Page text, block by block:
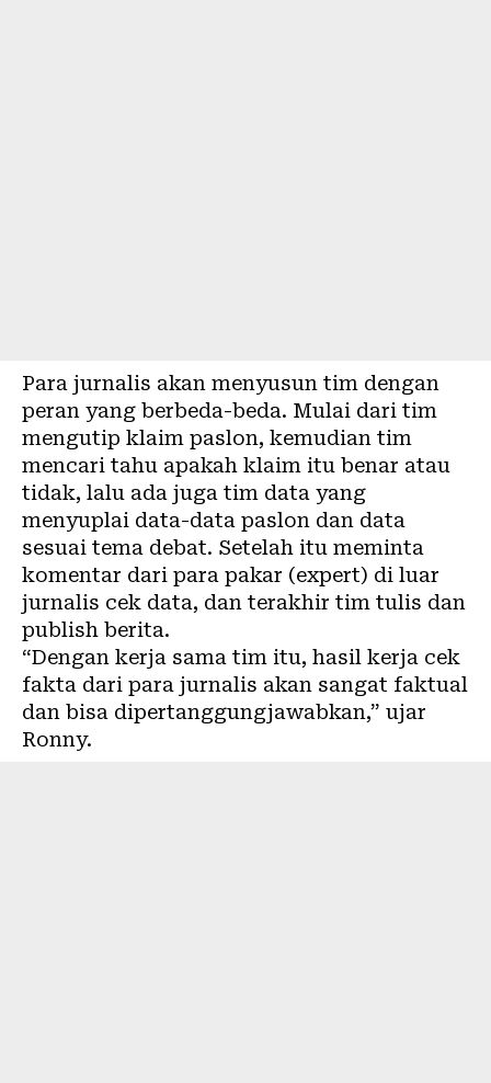
Para jurnalis akan menyusun tim dengan
peran yang berbeda-beda. Mulai dari tim
mengutip klaim paslon, kemudian tim
mencari tahu apakah klaim itu benar atau
tidak, lalu ada juga tim data yang
menyuplai data-data paslon dan data
sesuai tema debat. Setelah itu meminta
komentar dari para pakar (expert) di luar
jurnalis cek data, dan terakhir tim tulis dan
publish berita.
“Dengan kerja sama tim itu, hasil kerja cek
fakta dari para jurnalis akan sangat faktual
dan bisa dipertanggungjawabkan,” ujar
Ronny.